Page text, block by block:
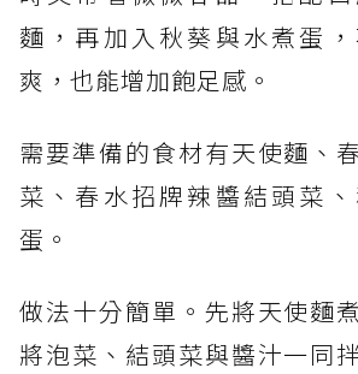
麵，再加入秋葵與水煮蛋
爽，也能增加飽足感。
需要準備的食材有天使麵、
菜、春水招牌辣醬結頭菜
蛋。
做法十分簡單。先將天使麵
將泡菜、結頭菜與醬汁一同